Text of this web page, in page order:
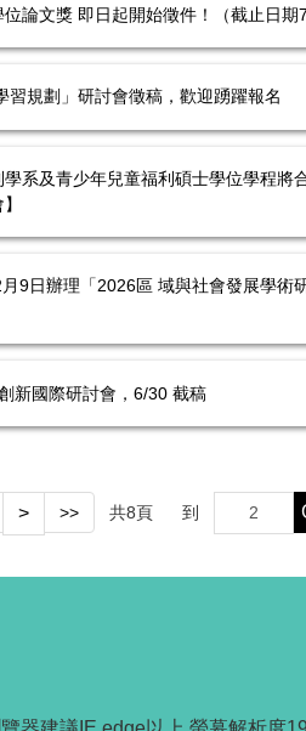
論文獎 即日起開始徵件！（截止日期
習規劃」研討會徵稿，歡迎踴躍報名
系及青少年兒童福利碩士學位學程將
9日辦理「2026區 域與社會發展學術
新國際研討會，6/30 截稿
> >> 共8頁 到